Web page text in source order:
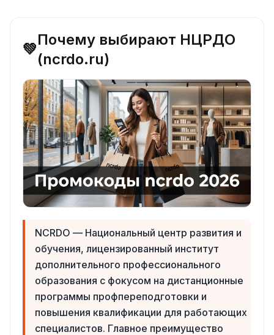
💚
Почему выбирают НЦРДО
(ncrdo.ru)
NCRDO — Национальный центр развития и
обучения, лицензированный институт
дополнительного профессионального
образования с фокусом на дистанционные
программы профпереподготовки и
повышения квалификации для работающих
специалистов. Главное преимущество